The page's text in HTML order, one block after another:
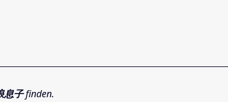
息子finden.